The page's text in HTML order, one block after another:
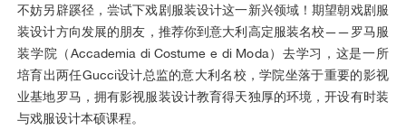
不妨另辟蹊径，尝试下戏剧服装设计这一新兴领域！期望朝戏剧服
装设计方向发展的朋友，推荐你到意大利高定服装名校——罗马服
装学院（Accademia di Costume e di Moda）去学习，这是一所
培育出两任Gucci设计总监的意大利名校，学院坐落于重要的影视
业基地罗马，拥有影视服装设计教育得天独厚的环境，开设有时装
与戏服设计本硕课程。